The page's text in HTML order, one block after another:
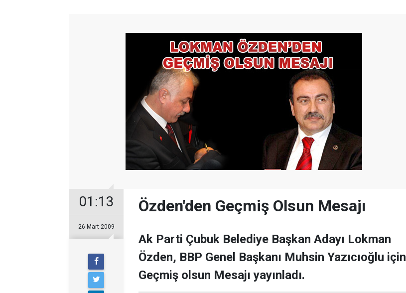
01:13
26 Mart 2009
Özden'den Geçmiş Olsun Mesajı
Ak Parti Çubuk Belediye Başkan Adayı Lokman
Özden, BBP Genel Başkanı Muhsin Yazıcıoğlu için
Geçmiş olsun Mesajı yayınladı.